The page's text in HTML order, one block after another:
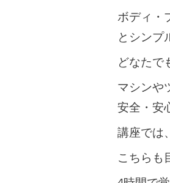
ボディ・
とシンプ
どなたで
マシンや
安全・安
講座では
こちらも